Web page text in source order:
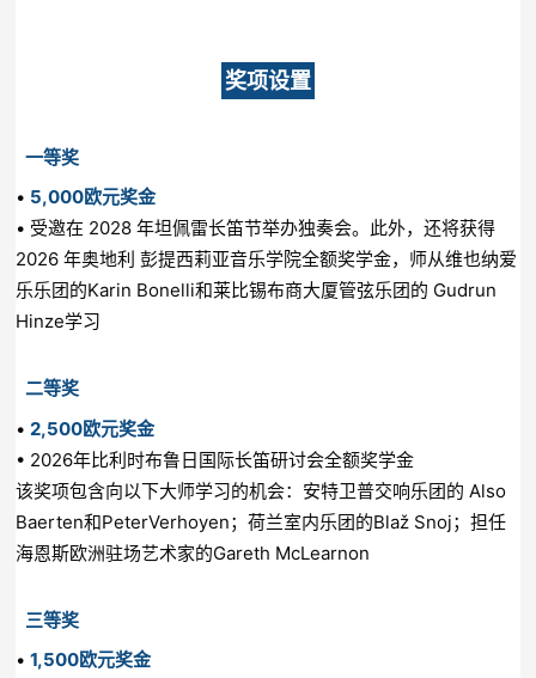
奖项设置
一等奖
• 5,000欧元奖金
• 受邀在 2028 年坦佩雷长笛节举办独奏会。此外，还将获得
2026 年奥地利 彭提西莉亚音乐学院全额奖学金，师从维也纳爱
乐乐团的Karin Bonelli和莱比锡布商大厦管弦乐团的 Gudrun
Hinze学习
二等奖
• 2,500欧元奖金
• 2026年比利时布鲁日国际长笛研讨会全额奖学金
该奖项包含向以下大师学习的机会：安特卫普交响乐团的 Also
Baerten和PeterVerhoyen；荷兰室内乐团的Blaž Snoj；担任
海恩斯欧洲驻场艺术家的Gareth McLearnon
三等奖
•1,500欧元奖金